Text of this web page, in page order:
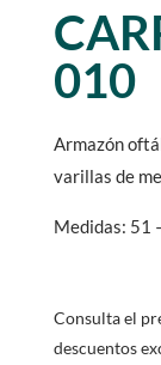
010
Armazón
varillas de
Medidas: 51
Consulta el
descuentos